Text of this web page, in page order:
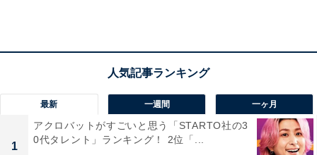
なるほど、食品ロスを減らす工夫といえますね。
最新 一週間 一ヶ月
1
アクロバットがすごいと思う「STARTO社の3
0代タレント」ランキング！ 2位「...